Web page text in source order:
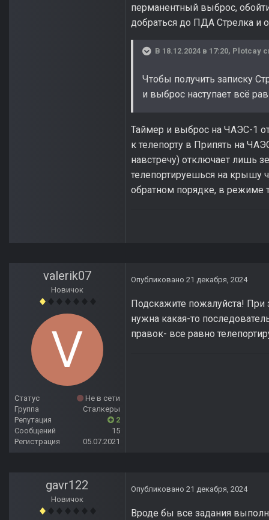
перманентный выброс,
добраться до ПДА Стрелка и
В 18.12.2024 в 17:20, Plotcay
Чтобы получить записку
и выброс наступает всё
Таймер и выброс на ЧАЭС-1
к телепорту в Припять на
навстречу) отключает лишь
телепортируешься на крышу
обратном порядке, в режиме
valerik07
Новичок
Статус
Не в сети
Группа
Сталкеры
Репутация
2
Сообщений
15
Регистрация
05.07.2021
Опубликовано 21 декабря, 2024
Подскажите пожалуйста! При
нужна какая-то
правок- все равно
gavr122
Новичок
Опубликовано 21 декабря, 2024
Вроде бы все задания